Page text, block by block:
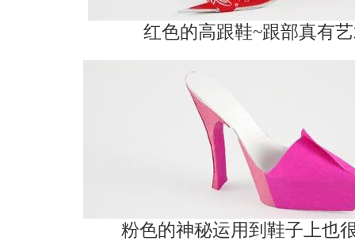
红色的高跟鞋~跟部真有
粉色的神秘运用到鞋子上也